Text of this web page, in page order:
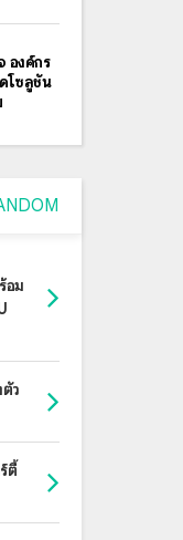
องค์กร
โซลูชัน
อม
ว
ตี้